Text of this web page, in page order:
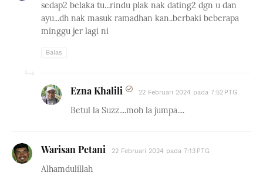
sedap2 belaka tu...rindu plak nak dating2 dgn u dan
ayu...dh nak masuk ramadhan kan..berbaki beberapa
minggu jer lagi ni
Balas
Ezna Khalili 22 Februari 2024 pada 7:52 PTG
Betul la Suzz....moh la jumpa....
Warisan Petani 22 Februari 2024 pada 7:13 PTG
Alhamdulillah